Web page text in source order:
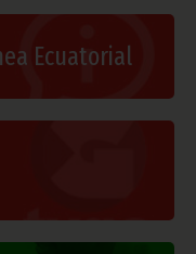
Ecuatorial